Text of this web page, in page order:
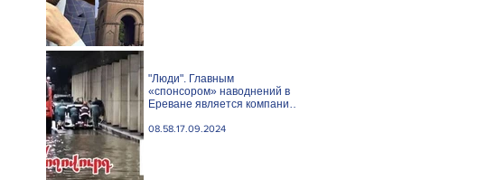
"Люди". Главным
«спонсором» наводнений в
Ереване является компания
08.58.17.09.2024